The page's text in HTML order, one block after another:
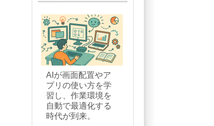
AIが画面配置やア
プリの使い方を学
習し、作業環境を
自動で最適化する
時代が到来。